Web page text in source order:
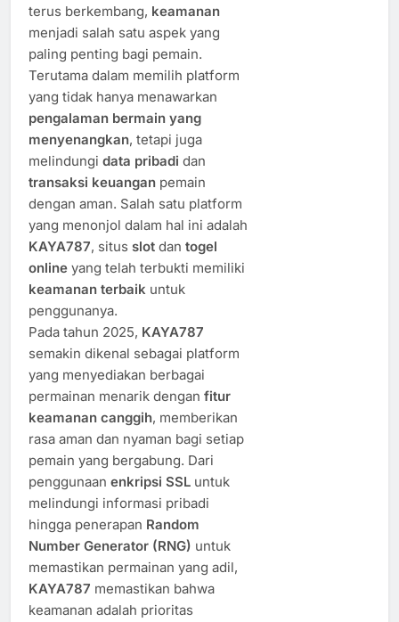
terus berkembang, keamanan
menjadi salah satu aspek yang
paling penting bagi pemain.
Terutama dalam memilih platform
yang tidak hanya menawarkan
pengalaman bermain yang
menyenangkan, tetapi juga
melindungi data pribadi dan
transaksi keuangan pemain
dengan aman. Salah satu platform
yang menonjol dalam hal ini adalah
KAYA787, situs slot dan togel
online yang telah terbukti memiliki
keamanan terbaik untuk
penggunanya.
Pada tahun 2025, KAYA787
semakin dikenal sebagai platform
yang menyediakan berbagai
permainan menarik dengan fitur
keamanan canggih, memberikan
rasa aman dan nyaman bagi setiap
pemain yang bergabung. Dari
penggunaan enkripsi SSL untuk
melindungi informasi pribadi
hingga penerapan Random
Number Generator (RNG) untuk
memastikan permainan yang adil,
KAYA787 memastikan bahwa
keamanan adalah prioritas